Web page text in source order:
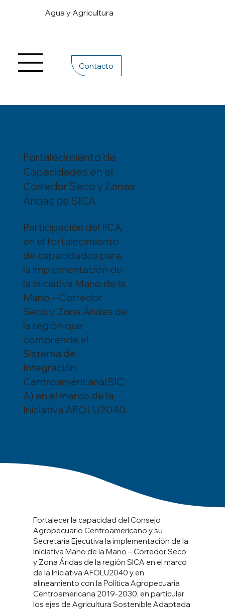
Agua y Agricultura
Contacto
Fortalecimiento de
Capacidades en el
Corredor Seco y Zonas
Áridas de SICA
Participación del IICA
en el fortalecimiento
de capacidades para
la implementación de
la Iniciativa Mano de la
Mano – Corredor
Seco y Zona Áridas de
la región que
comprende el
Sistema de
Integración
Centroaméricana(SIC
A) en el marco de la
Iniciativa AFOLU2040.
Fortalecer la capacidad del Consejo
Agropecuario Centroamericano y su
Secretaría Ejecutiva la implementación de la
Iniciativa Mano de la Mano – Corredor Seco
y Zona Áridas de la región SICA en el marco
de la Iniciativa AFOLU2040 y en
alineamiento con la Política Agropecuaria
Centroamericana 2019-2030, en particular
los ejes de Agricultura Sostenible Adaptada